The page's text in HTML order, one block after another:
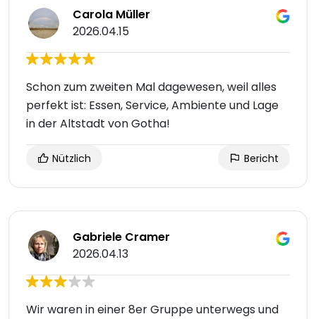
Carola Müller
2026.04.15
Schon zum zweiten Mal dagewesen, weil alles
perfekt ist: Essen, Service, Ambiente und Lage
in der Altstadt von Gotha!
Nützlich Bericht
Gabriele Cramer
2026.04.13
Wir waren in einer 8er Gruppe unterwegs und